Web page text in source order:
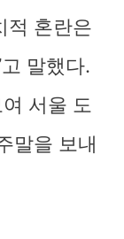
적 혼란은
말했다.
서울 도
말을 보내